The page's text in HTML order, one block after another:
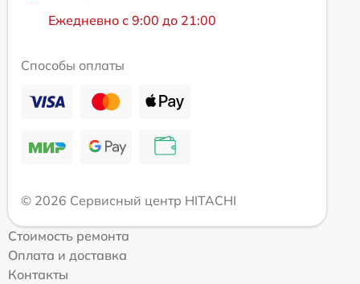
Ежедневно с 9:00 до 21:00
Способы оплаты
© 2026 Сервисный центр HITACHI
Стоимость ремонта
Оплата и доставка
Контакты